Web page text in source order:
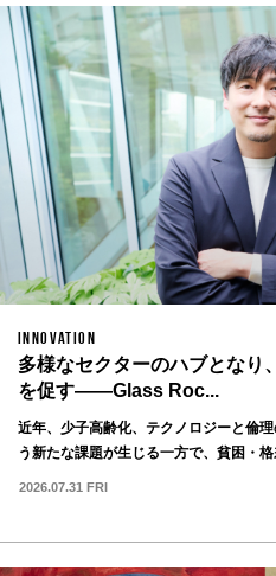
INNOVATION
多様なセクターのハブとなり
を促す——Glass Roc...
近年、少子高齢化、テクノロジーと倫
う新たな課題が生じる一方で、貧困・
2026.07.31 FRI